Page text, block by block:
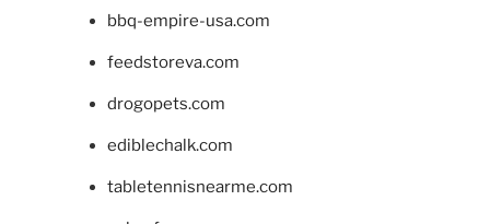
bbq-empire-usa.com
feedstoreva.com
drogopets.com
ediblechalk.com
tabletennisnearme.com